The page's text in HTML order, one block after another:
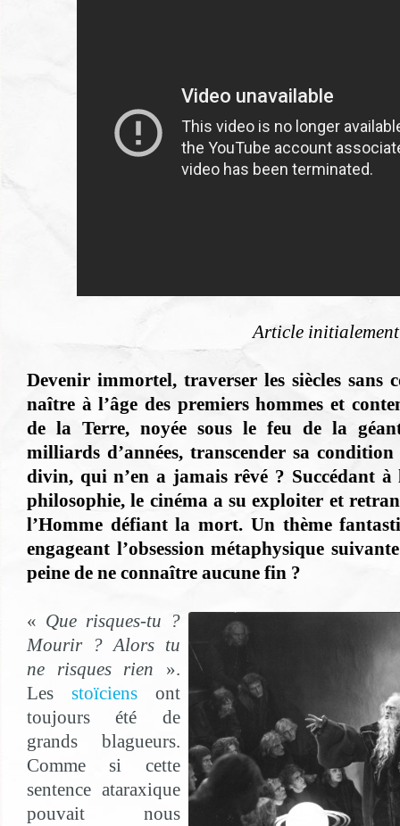
Article
Devenir immortel, traverser les siècles sans
naître à l’âge des premiers hommes et
de la Terre, noyée sous le feu de la
milliards d’années, transcender sa
divin, qui n’en a jamais rêvé ? Succédant
philosophie, le cinéma a su exploiter et
l’Homme défiant la mort. Un thème
engageant l’obsession métaphysique
peine de ne connaître aucune fin ?
« Que risques-tu ?
Mourir ? Alors tu
ne risques rien ».
Les stoïciensont
toujours été de
grands blagueurs.
Comme si cette
sentence ataraxique
pouvait nous